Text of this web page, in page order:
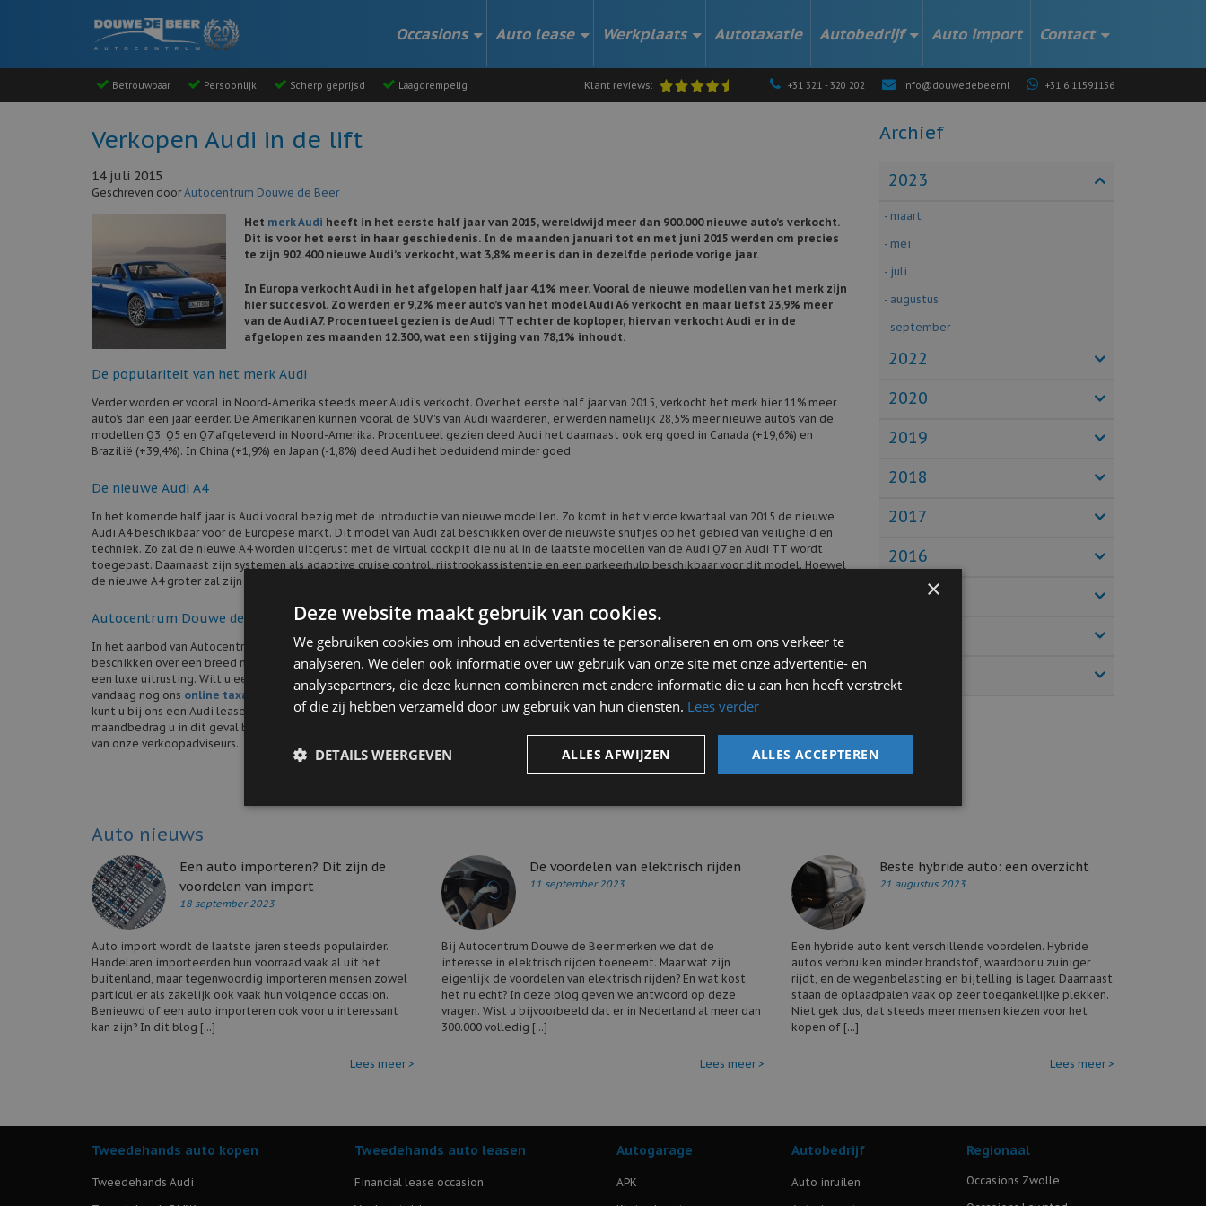
Occasions Auto lease Werkplaats Autotaxatie Autobedrijf Auto import Contact
Betrouwbaar Persoonlijk Scherp geprijsd Laagdrempelig Klant reviews: +31 321 - 320 202 info@douwedebeer.nl +31 6 11591156
Verkopen Audi in de lift
14 juli 2015
Geschreven doorAutocentrum Douwe de Beer
Het merk Audi heeft in het eerste half jaar van 2015, wereldwijd meer dan 900.000 nieuwe auto’s verkocht.
Dit is voor het eerst in haar geschiedenis. In de maanden januari tot en met juni 2015 werden om precies
te zijn 902.400 nieuwe Audi’s verkocht, wat 3,8% meer is dan in dezelfde periode vorige jaar.
In Europa verkocht Audi in het afgelopen half jaar 4,1% meer. Vooral de nieuwe modellen van het merk zijn
hier succesvol. Zo werden er 9,2% meer auto’s van het model Audi A6 verkocht en maar liefst 23,9% meer
van de Audi A7. Procentueel gezien is de Audi TT echter de koploper, hiervan verkocht Audi er in de
afgelopen zes maanden 12.300, wat een stijging van 78,1% inhoudt.
De populariteit van het merk Audi
Verder worden er vooral in Noord-Amerika steeds meer Audi’s verkocht. Over het eerste half jaar van 2015, verkocht het merk hier 11% meer
auto’s dan een jaar eerder. De Amerikanen kunnen vooral de SUV’s van Audi waarderen, er werden namelijk 28,5% meer nieuwe auto’s van de
modellen Q3, Q5 en Q7 afgeleverd in Noord-Amerika. Procentueel gezien deed Audi het daarnaast ook erg goed in Canada (+19,6%) en
Brazilië (+39,4%). In China (+1,9%) en Japan (-1,8%) deed Audi het beduidend minder goed.
De nieuwe Audi A4
In het komende half jaar is Audi vooral bezig met de introductie van nieuwe modellen. Zo komt in het vierde kwartaal van 2015 de nieuwe
Audi A4 beschikbaar voor de Europese markt. Dit model van Audi zal beschikken over de nieuwste snufjes op het gebied van veiligheid en
techniek. Zo zal de nieuwe A4 worden uitgerust met de virtual cockpit die nu al in de laatste modellen van de Audi Q7 en Audi TT wordt
toegepast. Daarnaast zijn systemen als adaptive cruise control, rijstrookassistentie en een parkeerhulp beschikbaar voor dit model. Hoewel
de nieuwe A4 groter zal zijn dan zijn voorganger, zal deze door het gebruik van nieuwe materialen minder wegen.
Autocentrum Douwe de Beer: specialist in Audi occasions
In het aanbod van Autocentrum Douwe de Beer vindt u op ieder ogenblik een interessant assortiment aan Audi occasions. Doordat wij
beschikken over een breed netwerk aan betrouwbare inkoopkanalen, kunnen wij jonge Audi occasions inkopen met weinig kilometers en
een luxe uitrusting. Wilt u een Audi kopen bij Autocentrum Douwe de Beer, dan kunt u bovendien uw huidige auto bij ons inruilen. Vul
vandaag nog ons online taxatieformulier in en ontvang een eerlijke indicatie met betrekking tot de inruilwaarde van uw huidige auto. Ook
kunt u bij ons een Audi leasen, dit kan op basis van financial lease. Met onzeonline leasecalculatorberekent u eenvoudig welk
maandbedrag u in dit geval betaalt. Natuurlijk bent u ook van harte welkom in onze showroom, om onze auto’s te bekijken en voor advies
van onze verkoopadviseurs.
Archief
2023
- maart
- mei
- juli
- augustus
- september
2022
2020
2019
2018
2017
2016
2013
Auto nieuws
Een auto importeren? Dit zijn de
voordelen van import
18 september 2023
Auto import wordt de laatste jaren steeds populairder.
Handelaren importeerden hun voorraad vaak al uit het
buitenland, maar tegenwoordig importeren mensen zowel
particulier als zakelijk ook vaak hun volgende occasion.
Benieuwd of een auto importeren ook voor u interessant
kan zijn? In dit blog [...]
Lees meer >
De voordelen van elektrisch rijden
11 september 2023
Bij Autocentrum Douwe de Beer merken we dat de
interesse in elektrisch rijden toeneemt. Maar wat zijn
eigenlijk de voordelen van elektrisch rijden? En wat kost
het nu echt? In deze blog geven we antwoord op deze
vragen. Wist u bijvoorbeeld dat er in Nederland al meer dan
300.000 volledig [...]
Lees meer >
Beste hybride auto: een overzicht
21 augustus 2023
Een hybride auto kent verschillende voordelen. Hybride
auto's verbruiken minder brandstof, waardoor u zuiniger
rijdt, en de wegenbelasting en bijtelling is lager. Daarnaast
staan de oplaadpalen vaak op zeer toegankelijke plekken.
Niet gek dus, dat steeds meer mensen kiezen voor het
kopen of [...]
Lees meer >
Tweedehands auto kopen
Tweedehands Audi
Tweedehands auto leasen
Financial lease occasion
Autogarage
APK
Autobedrijf
Auto inruilen
Regionaal
Occasions Zwolle
×
Deze website maakt gebruik van cookies.
We gebruiken cookies om inhoud en advertenties te personaliseren en om ons verkeer te
analyseren. We delen ook informatie over uw gebruik van onze site met onze advertentie- en
analysepartners, die deze kunnen combineren met andere informatie die u aan hen heeft verstrekt
of die zij hebben verzameld door uw gebruik van hun diensten. Lees verder
ALLES ACCEPTEREN
ALLES AFWIJZEN
DETAILS WEERGEVEN